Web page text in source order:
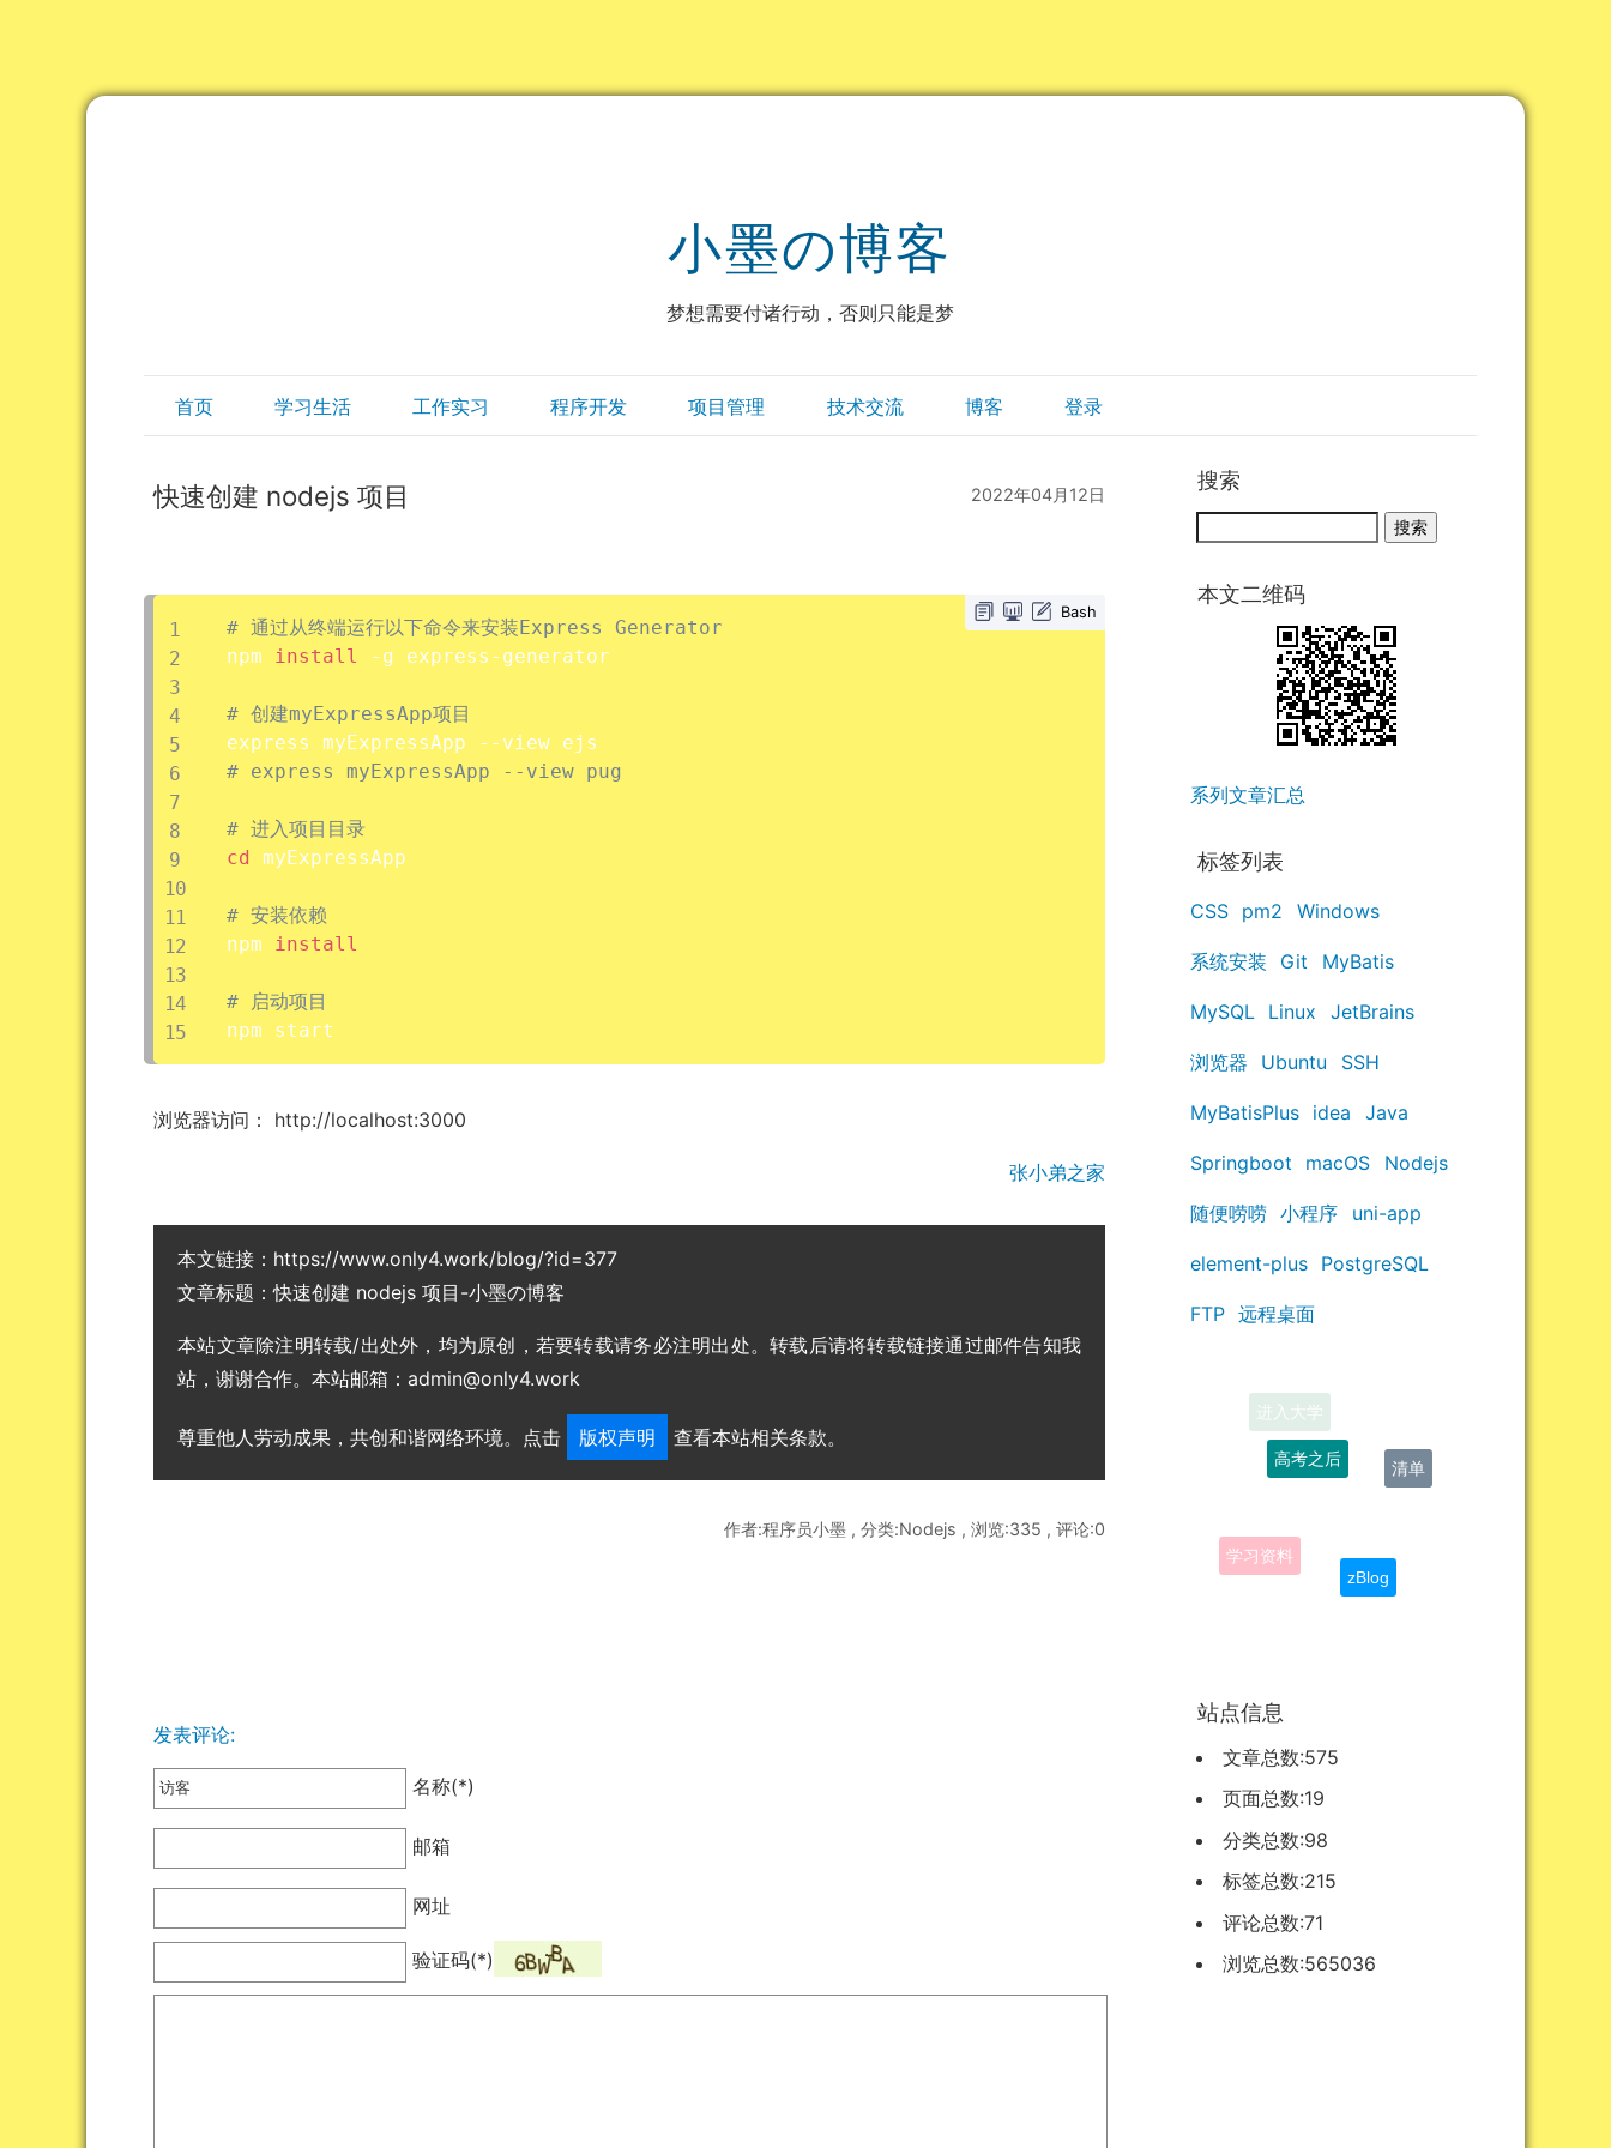
小墨の博客
梦想需要付诸行动，否则只能是梦
首页 学习生活 工作实习 程序开发 项目管理 技术交流 博客 登录
2022年04月12日
快速创建 nodejs 项目
Bash
# 通过从终端运行以下命令来安装Express Generator
npm install -g express-generator
# 创建myExpressApp项目
# express myExpressApp --view pug
# 进入项目目录
cd myExpressApp
# 安装依赖
npm install
# 启动项目
npm start
浏览器访问： http://localhost:3000
张小弟之家
本文链接： https://www.only4.work/blog/?id=377
文章标题：快速创建 nodejs 项目-小墨の博客
本站文章除注明转载/出处外，均为原创，若要转载请务必注明出处。转载后请将转载链接通过邮件告知我
站，谢谢合作。本站邮箱：admin@only4.work
尊重他人劳动成果，共创和谐网络环境。点击 版权声明 查看本站相关条款。
作者:程序员小墨 , 分类:Nodejs , 浏览:335 , 评论:0
发表评论:
名称(*)
邮箱
网址
验证码(*)
搜索
本文二维码
系列文章汇总
标签列表
CSS pm2 Windows
系统安装 Git MyBatis
MySQL Linux JetBrains
浏览器 Ubuntu SSH
MyBatisPlus idea Java
Springboot macOS Nodejs
随便唠唠 小程序 uni-app
element-plus PostgreSQL
FTP 远程桌面
zBlog
学习资料
清单
高考之后
站点信息
文章总数:575
页面总数:19
分类总数:98
标签总数:215
评论总数:71
浏览总数:565036